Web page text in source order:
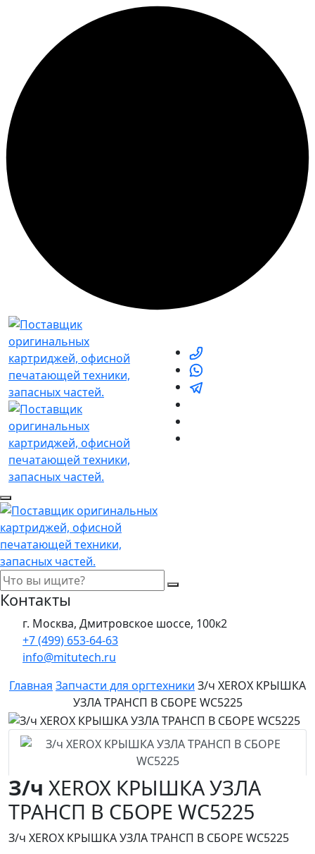
Контакты
г. Москва, Дмитровское шоссе, 100к2
+7 (499) 653-64-63
info@mitutech.ru
Главная Запчасти для оргтехники З/ч XEROX КРЫШКА
УЗЛА ТРАНСП В СБОРЕ WC5225
З/ч XEROX КРЫШКА УЗЛА
ТРАНСП В СБОРЕ WC5225
З/ч XEROX КРЫШКА УЗЛА ТРАНСП В СБОРЕ WC5225